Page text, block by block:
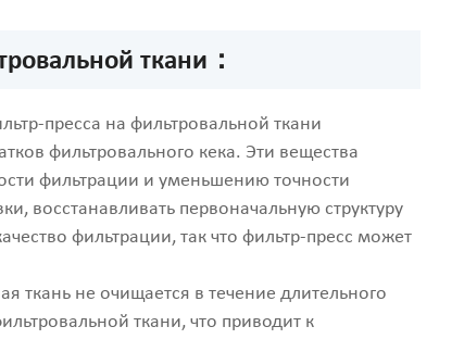
ткани：
пресса на фильтровальной ткани
фильтровального кека. Эти вещества
фильтрации и уменьшению точности
восстанавливать первоначальную структуру
фильтрации, так что фильтр-пресс может
ткань не очищается в течение длительного
ткани, что приводит к